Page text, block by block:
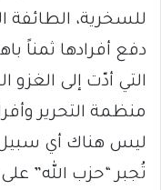
للسخرية، الطائفة
دفع أفرادها ثمناً
التي أدّت إلى
منظمة التحرير
ليس هناك أي
تُجبر “حزب الله”